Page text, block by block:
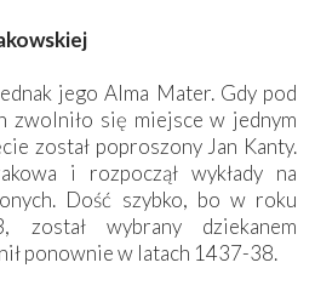
jego Alma Mater. Gdy pod
zwolniło się miejsce w jednym
został poproszony Jan Kanty.
i rozpoczął wykłady na
Dość szybko, bo w roku
został wybrany dziekanem
ponownie w latach 1437-38.